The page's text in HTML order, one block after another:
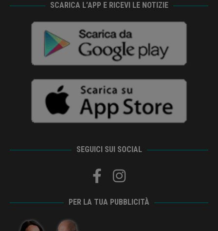
SCARICA L’APP E RICEVI LE NOTIZIE
SEGUICI SUI SOCIAL
PER LA TUA PUBBLICITÀ